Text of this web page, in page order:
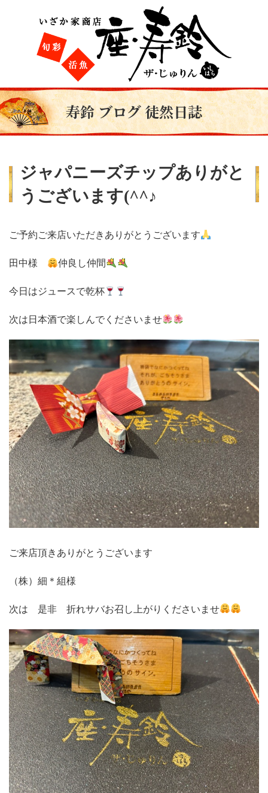
寿鈴 ブログ 徒然日誌
ジャパニーズチップありがと
うございます(^^♪
ご予約ご来店いただきありがとうございます
田中様 仲良し仲間
今日はジュースで乾杯
次は日本酒で楽しんでくださいませ
ご来店頂きありがとうございます
（株）細＊組様
次は 是非 折れサバお召し上がりくださいませ